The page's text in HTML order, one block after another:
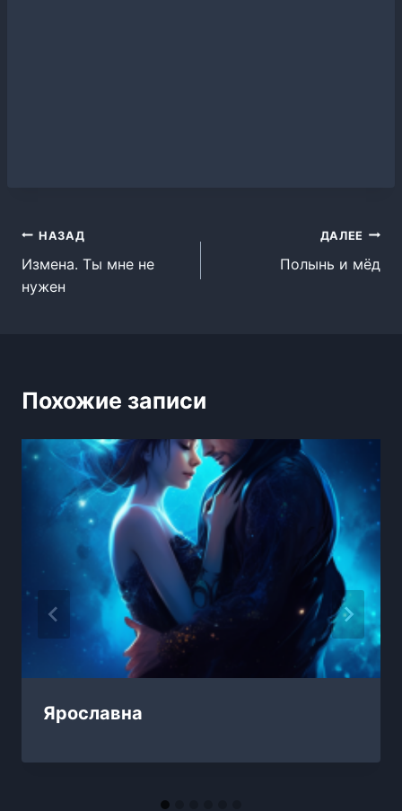
Навигация
по
НАЗАД
Измена. Ты мне не
нужен
ДАЛЕЕ
Полынь и мёд
Похожие записи
Ярославна